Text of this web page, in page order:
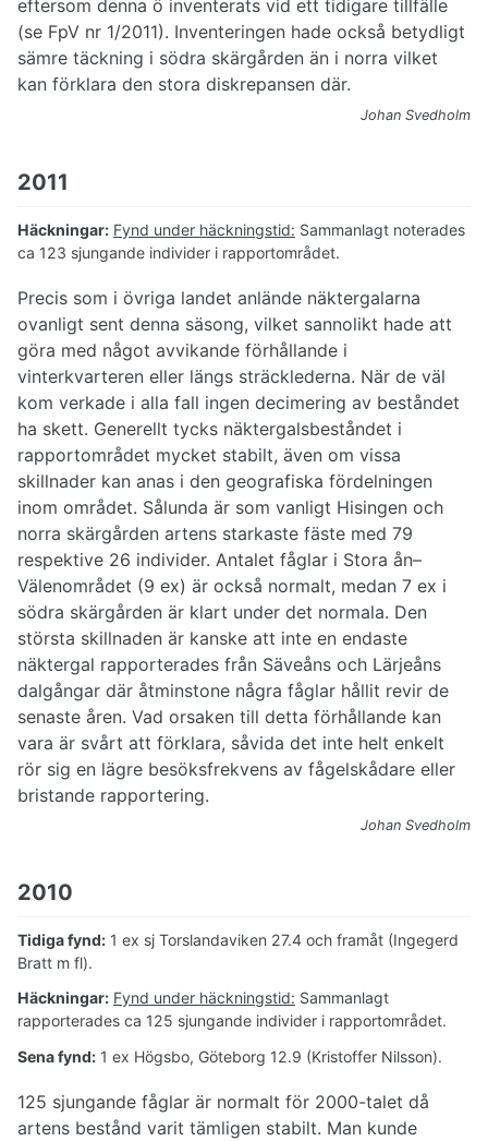
eftersom denna ö inventerats vid ett tidigare tillfälle
(se FpV nr 1/2011). Inventeringen hade också betydligt
sämre täckning i södra skärgården än i norra vilket
kan förklara den stora diskrepansen där.
Johan Svedholm
2011
Häckningar: Fynd under häckningstid: Sammanlagt noterades
ca 123 sjungande individer i rapportområdet.
Precis som i övriga landet anlände näktergalarna
ovanligt sent denna säsong, vilket sannolikt hade att
göra med något avvikande förhållande i
vinterkvarteren eller längs sträcklederna. När de väl
kom verkade i alla fall ingen decimering av beståndet
ha skett. Generellt tycks näktergalsbeståndet i
rapportområdet mycket stabilt, även om vissa
skillnader kan anas i den geografiska fördelningen
inom området. Sålunda är som vanligt Hisingen och
norra skärgården artens starkaste fäste med 79
respektive 26 individer. Antalet fåglar i Stora ån–
Välenområdet (9 ex) är också normalt, medan 7 ex i
södra skärgården är klart under det normala. Den
största skillnaden är kanske att inte en endaste
näktergal rapporterades från Säveåns och Lärjeåns
dalgångar där åtminstone några fåglar hållit revir de
senaste åren. Vad orsaken till detta förhållande kan
vara är svårt att förklara, såvida det inte helt enkelt
rör sig en lägre besöksfrekvens av fågelskådare eller
bristande rapportering.
Johan Svedholm
2010
Tidiga fynd: 1 ex sj Torslandaviken 27.4 och framåt (Ingegerd
Bratt m fl).
Häckningar: Fynd under häckningstid: Sammanlagt
rapporterades ca 125 sjungande individer i rapportområdet.
Sena fynd: 1 ex Högsbo, Göteborg 12.9 (Kristoffer Nilsson).
125 sjungande fåglar är normalt för 2000-talet då
artens bestånd varit tämligen stabilt. Man kunde